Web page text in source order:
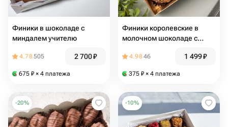
Финики в шоколаде с
миндалем учителю
4.78505 2 700₽
675 ₽ × 4 платежа
Финики королевские в
молочном шоколаде с
4.9846 1 499₽
375 ₽ × 4 платежа
-20% -10%